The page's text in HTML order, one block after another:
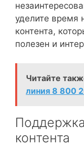
уделите время
контента,
полезен и
Читайте
линия 8 800
контента